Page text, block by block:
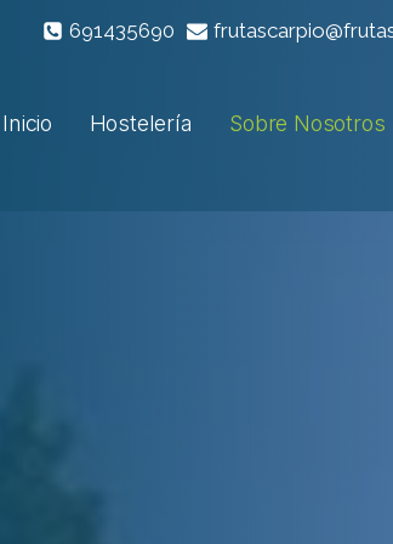
691435690
Inicio Hostelería Sobre Nosotros